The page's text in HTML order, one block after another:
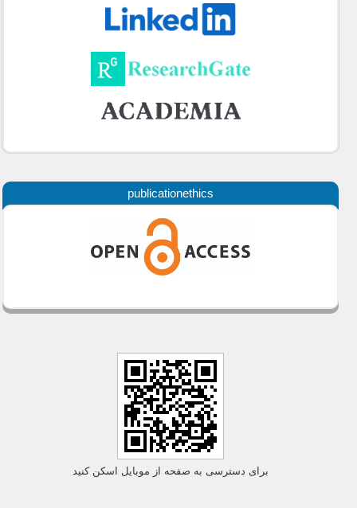
publicationethics
برای دسترسی به صفحه از موبایل اسکن کنید